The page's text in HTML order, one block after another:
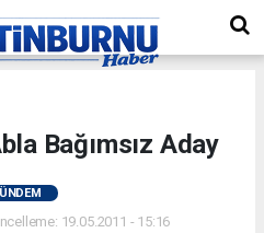
Bağımsız Aday
19.05.2011 - 15:16